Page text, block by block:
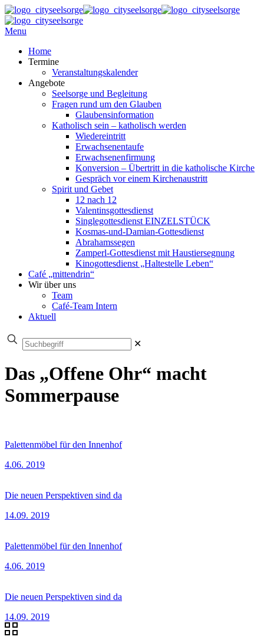
Menu
Home
Termine
Veranstaltungskalender
Angebote
Seelsorge und Begleitung
Fragen rund um den Glauben
Glaubensinformation
Katholisch sein – katholisch werden
Wiedereintritt
Erwachsenentaufe
Erwachsenenfirmung
Konversion – Übertritt in die katholische Kirche
Gespräch vor einem Kirchenaustritt
Spirit und Gebet
12 nach 12
Valentinsgottesdienst
Singlegottesdienst EINZELSTÜCK
Kosmas-und-Damian-Gottesdienst
Abrahamssegen
Zamperl-Gottesdienst mit Haustiersegnung
Kinogottesdienst „Haltestelle Leben“
Café „mittendrin“
Wir über uns
Team
Café-Team Intern
Aktuell
✕
Das „Offene Ohr“ macht
Sommerpause
Palettenmöbel für den Innenhof
4.06. 2019
Die neuen Perspektiven sind da
14.09. 2019
Palettenmöbel für den Innenhof
4.06. 2019
Die neuen Perspektiven sind da
14.09. 2019